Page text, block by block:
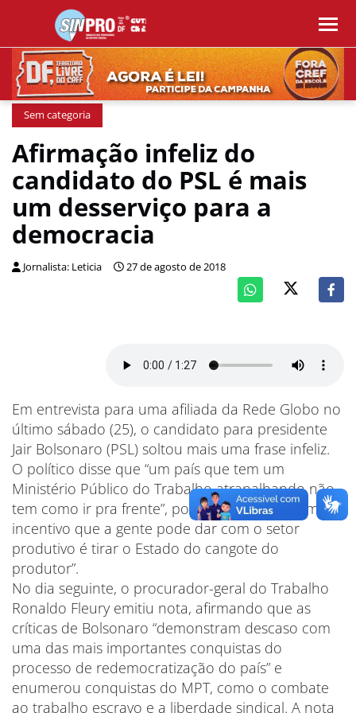
Sem categoria
Afirmação infeliz do
candidato do PSL é mais
um desserviço para a
democracia
Jornalista: Leticia 27 de agosto de 2018
Em entrevista para uma afiliada da Rede Globo no
último sábado (25), o candidato para presidente
Jair Bolsonaro (PSL) soltou mais uma frase infeliz.
O político disse que “um país que tem um
Ministério Público do Trabalho atrapalhando não
tem como ir pra frente”, pois segundo ele, “o maior
incentivo que a gente pode dar com o setor
produtivo é tirar o Estado do cangote do
produtor”.
No dia seguinte, o procurador-geral do Trabalho
Ronaldo Fleury emitiu nota, afirmando que as
críticas de Bolsonaro “demonstram descaso com
uma das mais importantes conquistas do
processo de redemocratização do país” e
enumerou conquistas do MPT, como o combate
ao trabalho escravo e a liberdade sindical. A nota